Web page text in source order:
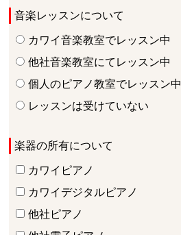
音楽レッスンについて
カワイ音楽教室でレッスン中
他社音楽教室にてレッスン中
個人のピアノ教室でレッスン中
レッスンは受けていない
楽器の所有について
カワイピアノ
カワイデジタルピアノ
他社ピアノ